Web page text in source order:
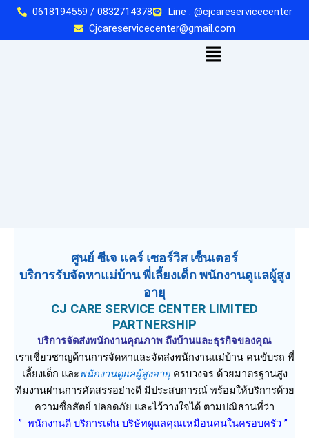
Skip
content
0618194559 / 0832714378
Line : @cjcareservicecenter
Cjcareservicecenter@gmail.com
เมนู
ศูนย์ ซีเจ แคร์ เซอร์วิส เซ็นเตอร์
บริการรับจัดหาแม่บ้าน พี่เลี้ยงเด็ก พนักงานดูแลผู้สูง
อายุ
CJ CARE SERVICE CENTER LIMITED
PARTNERSHIP
บริการจัดส่งพนักงานคุณภาพ ถึงบ้านและธุรกิจของคุณ
เราเชี่ยวชาญด้านการจัดหาและจัดส่งพนักงานแม่บ้าน คนขับรถ พี่
เลี้ยงเด็ก และพนักงานดูแลผู้สูงอายุครบวงจร ด้วยมาตรฐานสูง
ทีมงานผ่านการคัดสรรอย่างดี มีประสบการณ์ พร้อมให้บริการด้วย
ความซื่อสัตย์ ปลอดภัย และไว้วางใจได้ ตามปณิธานที่ว่า
” พนักงานดี บริการเด่น บริษัทดูแลคุณเหมือนคนในครอบครัว ”